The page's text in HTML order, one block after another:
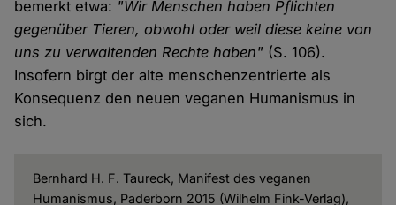
bemerkt etwa: "Wir Menschen haben Pflichten
gegenüber Tieren, obwohl oder weil diese keine von
uns zu verwaltenden Rechte haben" (S. 106).
Insofern birgt der alte menschenzentrierte als
Konsequenz den neuen veganen Humanismus in
sich.
Bernhard H. F. Taureck, Manifest des veganen
Humanismus, Paderborn 2015 (Wilhelm Fink-Verlag),